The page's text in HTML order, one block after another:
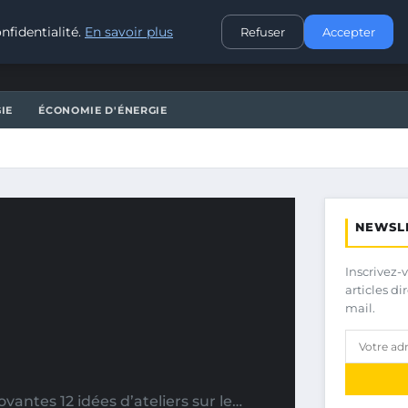
CONTACT
ÉCONOMIE D'ÉNERGIE
12 idées d’ateliers sur le…
Inscrivez-
articles
mail.
En savoir plus Refuser Accepter